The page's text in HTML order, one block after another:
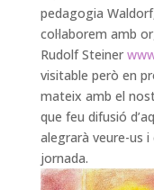
pedagogia
col·laborem amb
Rudolf Steiner
visitable però en
mateix amb el
que feu difusió
alegrarà veure-us
jornada.